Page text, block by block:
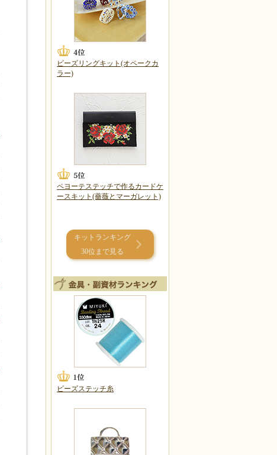
ビーズリングキット(オペークカ
ラー)
ペヨーテステッチで作るカードケ
ースキット(薔薇とマーガレット)
キットランキング
30位まで見る
ビーズステッチ糸